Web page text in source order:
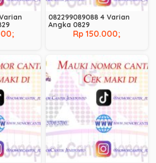
082299089088 4 Varian
Angka 0829
Rp 150.000;